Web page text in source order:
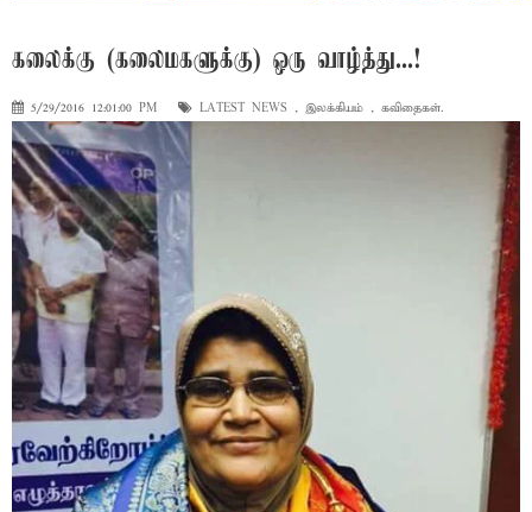
கலைக்கு (கலைமகளுக்கு) ஒரு வாழ்த்து...!
5/29/2016 12:01:00 PM LATEST NEWS , இலக்கியம் , கவிதைகள்.